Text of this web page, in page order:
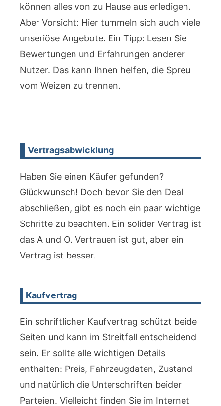
können alles von zu Hause aus erledigen.
Aber Vorsicht: Hier tummeln sich auch viele
unseriöse Angebote. Ein Tipp: Lesen Sie
Bewertungen und Erfahrungen anderer
Nutzer. Das kann Ihnen helfen, die Spreu
vom Weizen zu trennen.
Vertragsabwicklung
Haben Sie einen Käufer gefunden?
Glückwunsch! Doch bevor Sie den Deal
abschließen, gibt es noch ein paar wichtige
Schritte zu beachten. Ein solider Vertrag ist
das A und O. Vertrauen ist gut, aber ein
Vertrag ist besser.
Kaufvertrag
Ein schriftlicher Kaufvertrag schützt beide
Seiten und kann im Streitfall entscheidend
sein. Er sollte alle wichtigen Details
enthalten: Preis, Fahrzeugdaten, Zustand
und natürlich die Unterschriften beider
Parteien. Vielleicht finden Sie im Internet